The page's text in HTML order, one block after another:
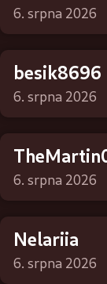
6. srpna 2026
besik8696
6. srpna 2026
6. srpna 2026
Nelariia
6. srpna 2026